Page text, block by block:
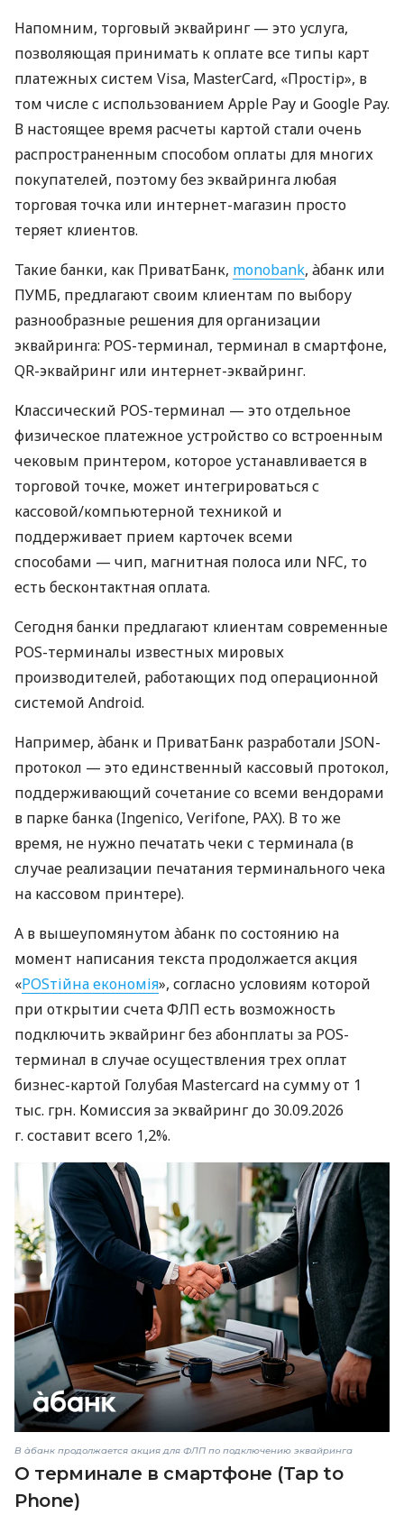
Напомним, торговый эквайринг — это услуга,
позволяющая принимать к оплате все типы карт
платежных систем Visa, MasterCard, «Простір», в
том числе с использованием Apple Pay и Google Pay.
В настоящее время расчеты картой стали очень
распространенным способом оплаты для многих
покупателей, поэтому без эквайринга любая
торговая точка или интернет-магазин просто
теряет клиентов.
Такие банки, как ПриватБанк, monobank, àбанк или
ПУМБ, предлагают своим клиентам по выбору
разнообразные решения для организации
эквайринга: POS-терминал, терминал в смартфоне,
QR-эквайринг или интернет-эквайринг.
Классический POS-терминал — это отдельное
физическое платежное устройство со встроенным
чековым принтером, которое устанавливается в
торговой точке, может интегрироваться с
кассовой/компьютерной техникой и
поддерживает прием карточек всеми
способами — чип, магнитная полоса или NFC, то
есть бесконтактная оплата.
Сегодня банки предлагают клиентам современные
POS-терминалы известных мировых
производителей, работающих под операционной
системой Android.
Например, àбанк и ПриватБанк разработали JSON-
протокол — это единственный кассовый протокол,
поддерживающий сочетание со всеми вендорами
в парке банка (Ingenico, Verifone, PAX). В то же
время, не нужно печатать чеки с терминала (в
случае реализации печатания терминального чека
на кассовом принтере).
А в вышеупомянутом àбанк по состоянию на
момент написания текста продолжается акция
«POSтійна економія», согласно условиям которой
при открытии счета ФЛП есть возможность
подключить эквайринг без абонплаты за POS-
терминал в случае осуществления трех оплат
бизнес-картой Голубая Mastercard на сумму от 1
тыс. грн. Комиссия за эквайринг до 30.09.2026
г. составит всего 1,2%.
В àбанк продолжается акция для ФЛП по подключению эквайринга
О терминале в смартфоне (Tap to
Phone)